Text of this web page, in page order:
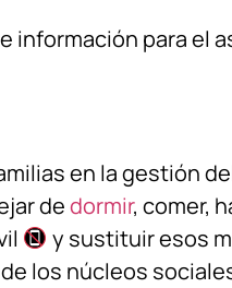
información para el
en la gestión
dedormir, comer,
y sustituir esos
de los núcleos